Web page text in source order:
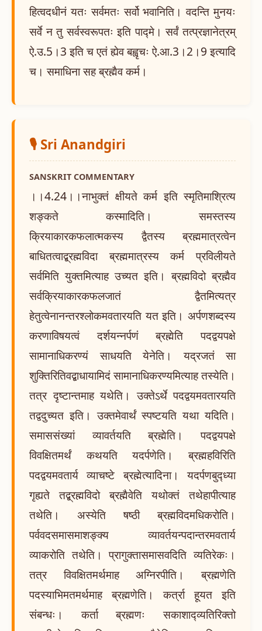
हित्वदधीनं यतः सर्वमतः सर्वो भवानिति। वदन्ति मुनयः
सर्वे न तु सर्वस्वरूपतः इति पाद्मे। सर्वं तत्प्रज्ञानेत्रम्
ऐ.उ.5।3 इति च एतं ह्येव बह्वृचः ऐ.आ.3।2।9 इत्यादि
च। समाधिना सह ब्रह्मैव कर्म।
🎙️ Sri Anandgiri
SANSKRIT COMMENTARY
।।4.24।।नाभुक्तं क्षीयते कर्म इति स्मृतिमाश्रित्य
शङ्कते कस्मादिति। समस्तस्य
क्रियाकारकफलात्मकस्य द्वैतस्य ब्रह्ममात्रत्वेन
बाधितत्वाद्ब्रह्मविदा ब्रह्ममात्रस्य कर्म प्रविलीयते
सर्वमिति युक्तमित्याह उच्यत इति। ब्रह्मविदो ब्रह्मैव
सर्वक्रियाकारकफलजातं द्वैतमित्यत्र
हेतुत्वेनानन्तरश्लोकमवतारयति यत इति। अर्पणशब्दस्य
करणाविषयत्वं दर्शयन्नर्पणं ब्रह्मेति पदद्वयपक्षे
सामानाधिकरण्यं साधयति येनेति। यद्रजतं सा
शुक्तिरितिवद्बाधायामिदं सामानाधिकरण्यमित्याह तस्येति।
तत्र दृष्टान्तमाह यथेति। उक्तेऽर्थे पदद्वयमवतारयति
तद्वदुच्यत इति। उक्तमेवार्थं स्पष्टयति यथा यदिति।
समाससंख्यां व्यावर्तयति ब्रह्मेति। पदद्वयपक्षे
विवक्षितमर्थं कथयति यदर्पणेति। ब्रह्महविरिति
पदद्वयमवतार्य व्याचष्टे ब्रह्मेत्यादिना। यदर्पणबुद्ध्या
गृह्यते तद्ब्रह्मविदो ब्रह्मैवेति यथोक्तं तथेहापीत्याह
तथेति। अस्येति षष्ठी ब्रह्मविदमधिकरोति।
पर्ववदसमासमाशङ्क्य व्यावर्तयन्पदान्तरमवतार्य
व्याकरोति तथेति। प्रागुक्तासमासवदिति व्यतिरेकः।
तत्र विवक्षितमर्थमाह अग्निरपीति। ब्रह्मणेति
पदस्याभिमतमर्थमाह ब्रह्मणेति। कर्त्रा हूयत इति
संबन्धः। कर्ता ब्रह्मणः सकाशाद्व्यतिरिक्तो